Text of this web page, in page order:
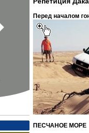
Перед началом
ПЕСЧАНОЕ МОРЕ